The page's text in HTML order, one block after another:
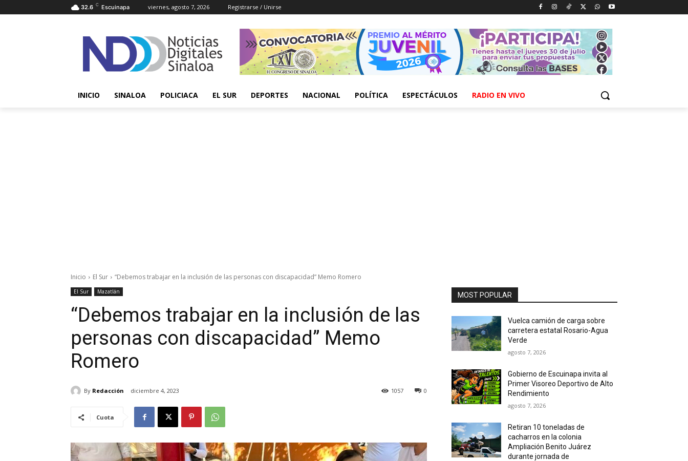
32.6 C Escuinapa viernes, agosto 7, 2026 Registrarse / Unirse
INICIO SINALOA POLICIACA EL SUR DEPORTES NACIONAL POLÍTICA ESPECTÁCULOS RADIO EN VIVO
Inicio El Sur “Debemos trabajar en la inclusión de las personas con discapacidad” Memo Romero
El Sur Mazatlán
“Debemos trabajar en la inclusión de las
personas con discapacidad” Memo
Romero
By Redacción diciembre 4, 2023 0
1057
Cuota
MOST POPULAR
Vuelca camión de carga sobre
carretera estatal Rosario-Agua
Verde
agosto 7, 2026
Gobierno de Escuinapa invita al
Primer Visoreo Deportivo de Alto
Rendimiento
agosto 7, 2026
Retiran 10 toneladas de
cacharros en la colonia
Ampliación Benito Juárez
durante jornada de